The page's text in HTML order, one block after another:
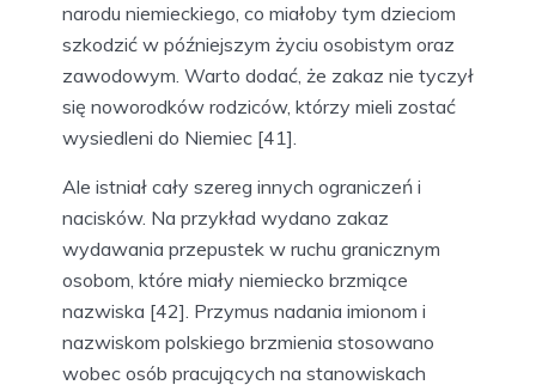
narodu niemieckiego, co miałoby tym dzieciom
szkodzić w późniejszym życiu osobistym oraz
zawodowym. Warto dodać, że zakaz nie tyczył
się noworodków rodziców, którzy mieli zostać
wysiedleni do Niemiec [41].
Ale istniał cały szereg innych ograniczeń i
nacisków. Na przykład wydano zakaz
wydawania przepustek w ruchu granicznym
osobom, które miały niemiecko brzmiące
nazwiska [42]. Przymus nadania imionom i
nazwiskom polskiego brzmienia stosowano
wobec osób pracujących na stanowiskach